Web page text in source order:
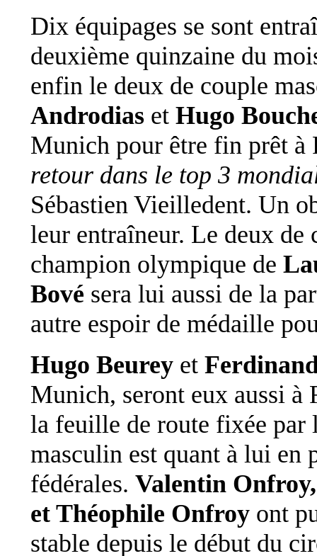
Dix équipages se sont
deuxième quinzaine du
enfin le deux de couple
Androdias et Hugo
Munich pour être fin prêt à
retour dans le top 3
Sébastien Vieilledent. Un
leur entraîneur. Le deux
champion olympique de
Bové sera lui aussi de la
autre espoir de médaille
Hugo Beurey et
Munich, seront eux aussi à
la feuille de route fixée par
masculin est quant à lui en
fédérales. Valentin
et Théophile Onfroy ont
stable depuis le début du